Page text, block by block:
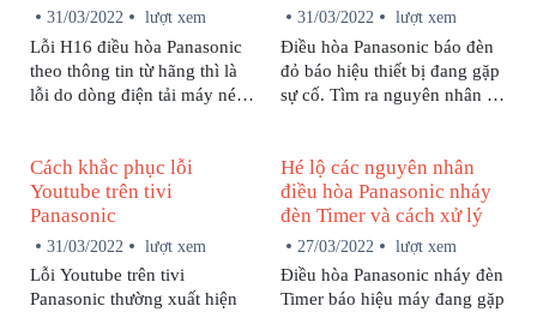
31/03/2022
lượt xem
Lỗi H16 điều hòa Panasonic
theo thông tin từ hãng thì là
lỗi do dòng điện tải máy nén
cách sửa chữa sẽ được bảo
hành Panasonic cập nhật
ngay sau đây.
31/03/2022
lượt xem
Điều hòa Panasonic báo đèn
đỏ báo hiệu thiết bị đang gặp
sự cố. Tìm ra nguyên nhân sẽ
Cách khắc phục lỗi
Youtube trên tivi
Panasonic
31/03/2022
lượt xem
Lỗi Youtube trên tivi
Panasonic thường xuất hiện
Hé lộ các nguyên nhân
điều hòa Panasonic nháy
đèn Timer và cách xử lý
27/03/2022
lượt xem
Điều hòa Panasonic nháy đèn
Timer báo hiệu máy đang gặp